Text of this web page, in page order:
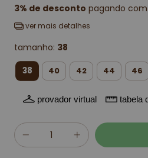
3% de desconto pagando
ver mais detalhes
tamanho: 38
38 40 42 44 46
provador virtual tabela